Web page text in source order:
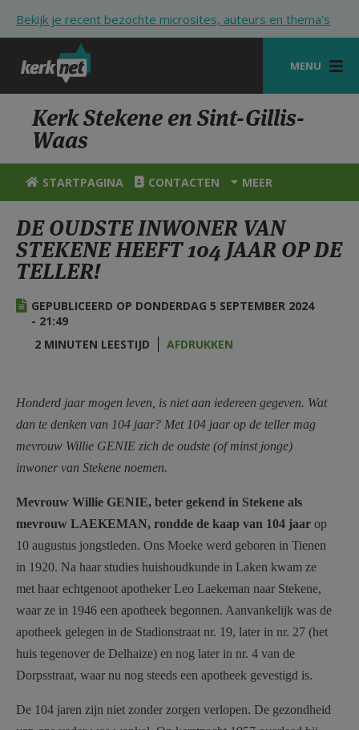
Bekijk je recent bezochte microsites, auteurs en thema's
MENU
STARTPAGINA
KERK
VIERINGEN
ZOEKEN
HULP
STARTPAGINA PORTAAL
MIJN PAROCHIE
Kerk Stekene en Sint-Gillis-
Waas
STARTPAGINA CONTACTEN MEER
DE OUDSTE INWONER VAN
STEKENE HEEFT 104 JAAR OP DE
TELLER!
GEPUBLICEERD OP DONDERDAG 5 SEPTEMBER 2024
- 21:49
2 MINUTEN LEESTIJD
AFDRUKKEN
Honderd jaar mogen leven, is niet aan iedereen gegeven. Wat
dan te denken van 104 jaar? Met 104 jaar op de teller mag
mevrouw Willie GENIE zich de oudste (of minst jonge)
inwoner van Stekene noemen.
Mevrouw Willie GENIE, beter gekend in Stekene als
mevrouw LAEKEMAN, rondde de kaap van 104 jaar op
10 augustus jongstleden. Ons Moeke werd geboren in Tienen
in 1920. Na haar studies huishoudkunde in Laken kwam ze
met haar echtgenoot apotheker Leo Laekeman naar Stekene,
waar ze in 1946 een apotheek begonnen. Aanvankelijk was de
apotheek gelegen in de Stadionstraat nr. 19, later in nr. 27 (het
huis tegenover de Delhaize) en nog later in nr. 4 van de
Dorpsstraat, waar nu nog steeds een apotheek gevestigd is.
De 104 jaren zijn niet zonder zorgen verlopen. De gezondheid